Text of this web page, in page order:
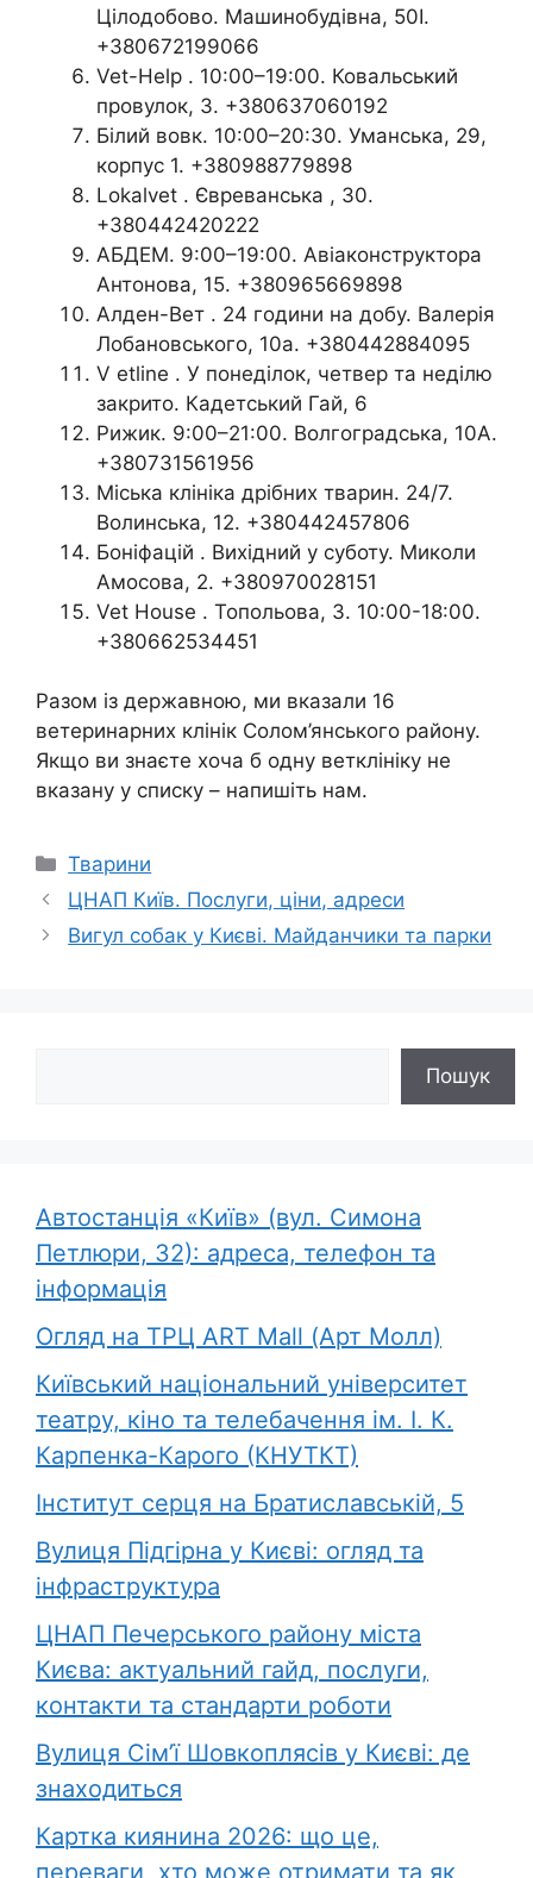
Цілодобово. Машинобудівна, 50І.
+380672199066
Vet-Help . 10:00–19:00. Ковальський
провулок, 3. +380637060192
Білий вовк. 10:00–20:30. Уманська, 29,
корпус 1. +380988779898
Lokalvet . Євреванська , 30.
+380442420222
АБДЕМ. 9:00–19:00. Авіаконструктора
Антонова, 15. +380965669898
Алден-Вет . 24 години на добу. Валерія
Лобановського, 10а. +380442884095
V etline . У понеділок, четвер та неділю
закрито. Кадетський Гай, 6
Рижик. 9:00–21:00. Волгоградська, 10А.
+380731561956
Міська клініка дрібних тварин. 24/7.
Волинська, 12. +380442457806
Боніфацій . Вихідний у суботу. Миколи
Амосова, 2. +380970028151
Vet House . Топольова, 3. 10:00-18:00.
+380662534451
Разом із державною, ми вказали 16
ветеринарних клінік Солом’янського району.
Якщо ви знаєте хоча б одну ветклініку не
вказану у списку – напишіть нам.
Категорії
Тварини
ЦНАП Київ. Послуги, ціни, адреси
Вигул собак у Києві. Майданчики та парки
Пошук
Автостанція «Київ» (вул. Симона
Петлюри, 32): адреса, телефон та
інформація
Огляд на ТРЦ ART Mall (Арт Молл)
Київський національний університет
театру, кіно та телебачення ім. І. К.
Карпенка-Карого (КНУТКТ)
Інститут серця на Братиславській, 5
Вулиця Підгірна у Києві: огляд та
інфраструктура
ЦНАП Печерського району міста
Києва: актуальний гайд, послуги,
контакти та стандарти роботи
Вулиця Сім’ї Шовкоплясів у Києві: де
знаходиться
Картка киянина 2026: що це,
переваги, хто може отримати та як